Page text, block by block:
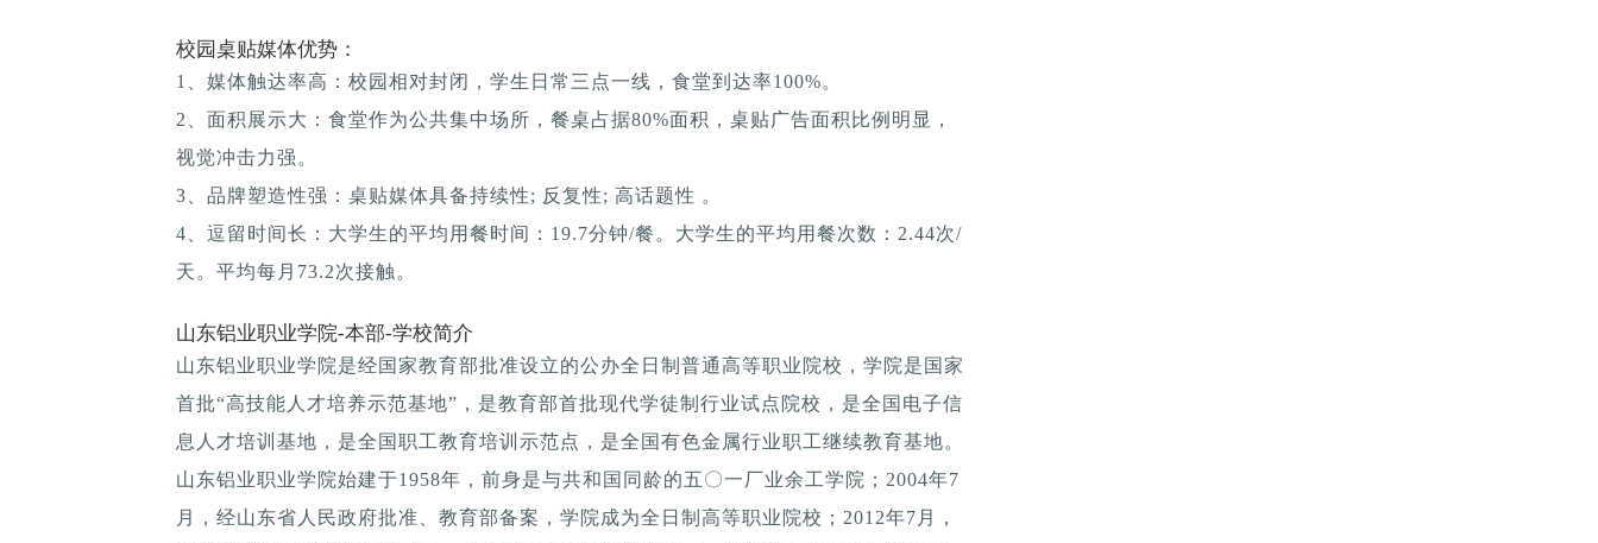
校园桌贴媒体优势：
1、媒体触达率高：校园相对封闭，学生日常三点一线，食堂到达率100%。
2、面积展示大：食堂作为公共集中场所，餐桌占据80%面积，桌贴广告面积比例明显，
视觉冲击力强。
3、品牌塑造性强：桌贴媒体具备持续性; 反复性; 高话题性 。
4、逗留时间长：大学生的平均用餐时间：19.7分钟/餐。大学生的平均用餐次数：2.44次/
天。平均每月73.2次接触。
山东铝业职业学院-本部-学校简介
山东铝业职业学院是经国家教育部批准设立的公办全日制普通高等职业院校，学院是国家
首批“高技能人才培养示范基地”，是教育部首批现代学徒制行业试点院校，是全国电子信
息人才培训基地，是全国职工教育培训示范点，是全国有色金属行业职工继续教育基地。
山东铝业职业学院始建于1958年，前身是与共和国同龄的五〇一厂业余工学院；2004年7
月，经山东省人民政府批准、教育部备案，学院成为全日制高等职业院校；2012年7月，